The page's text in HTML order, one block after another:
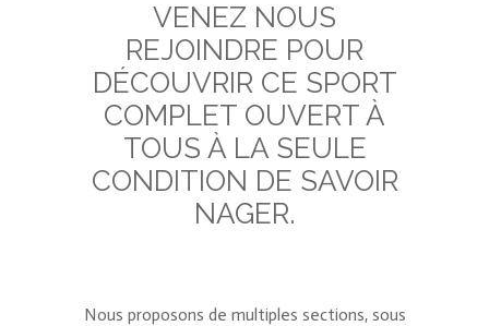
VENEZ NOUS
REJOINDRE POUR
DÉCOUVRIR CE SPORT
COMPLET OUVERT À
TOUS À LA SEULE
CONDITION DE SAVOIR
NAGER.
Nous proposons de multiples sections, sous